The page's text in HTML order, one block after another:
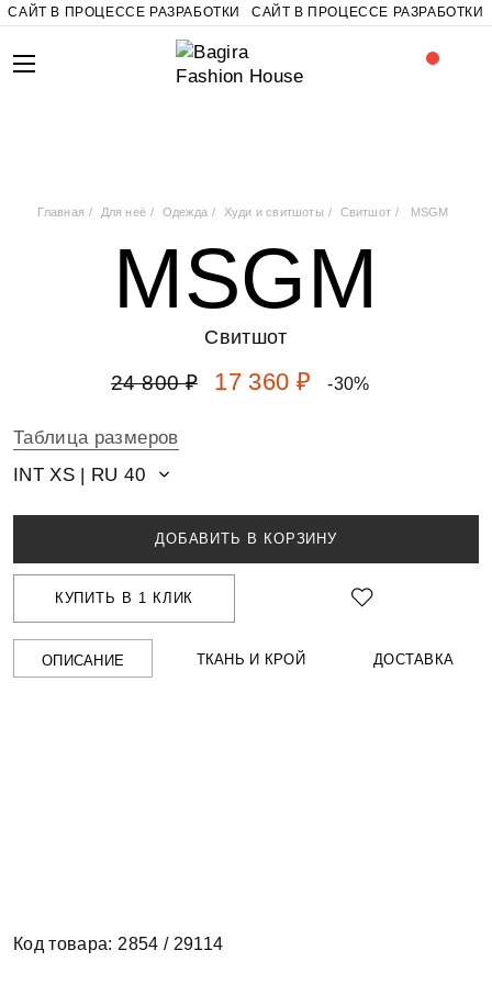
САЙТ В ПРОЦЕССЕ РАЗРАБОТКИ САЙТ В ПРОЦЕССЕ РАЗРАБОТКИ
Главная Для неё Одежда Худи и свитшоты Свитшот MSGM
MSGM
Свитшот
24 800 ₽ 17 360 ₽ -30%
ОПИСАНИЕ ТКАНЬ И КРОЙ ДОСТАВКА
Таблица размеров
INT XS | RU 40
ДОБАВИТЬ В КОРЗИНУ
КУПИТЬ В 1 КЛИК
Код товара: 2854 / 29114